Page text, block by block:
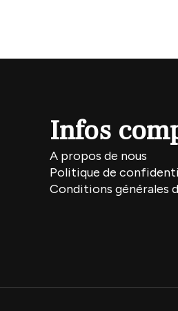
Infos
A propos de nous
Politique de
Conditions générales